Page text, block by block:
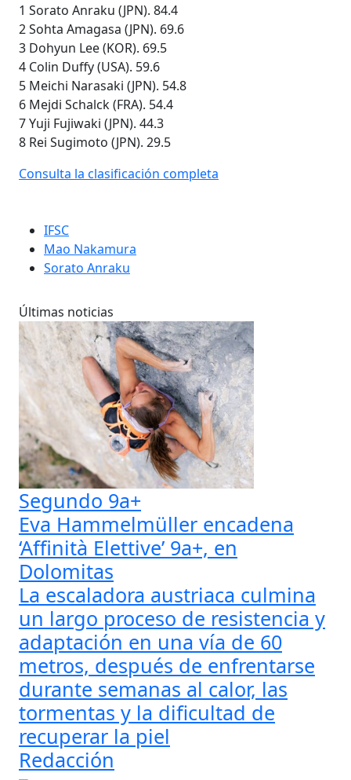
1 Sorato Anraku (JPN). 84.4
2 Sohta Amagasa (JPN). 69.6
3 Dohyun Lee (KOR). 69.5
4 Colin Duffy (USA). 59.6
5 Meichi Narasaki (JPN). 54.8
6 Mejdi Schalck (FRA). 54.4
7 Yuji Fujiwaki (JPN). 44.3
8 Rei Sugimoto (JPN). 29.5
Consulta la clasificación completa
IFSC
Mao Nakamura
Sorato Anraku
Últimas noticias
Segundo 9a+
Eva Hammelmüller encadena
‘Affinità Elettive’ 9a+, en
Dolomitas
La escaladora austriaca culmina
un largo proceso de resistencia y
adaptación en una vía de 60
metros, después de enfrentarse
durante semanas al calor, las
tormentas y la dificultad de
recuperar la piel
Redacción